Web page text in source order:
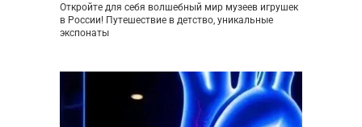
Откройте для себя волшебный мир музеев игрушек
в России! Путешествие в детство, уникальные
экспонаты